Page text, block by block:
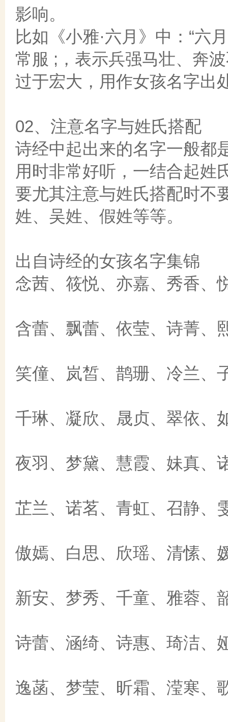
影响。
比如《小雅·六月》中：“六
常服 ;，表示兵强马壮、奔
过于宏大，用作女孩名字出
02、注意名字与姓氏搭配
诗经中起出来的名字一般都
用时非常好听，一结合起姓
要尤其注意与姓氏搭配时不
姓、吴姓、假姓等等。
出自诗经的女孩名字集锦
念茜、筱悦、亦嘉、秀香、
含蕾、飘蕾、依莹、诗菁、
笑僮、岚皙、鹊珊、冷兰、
千琳、凝欣、晟贞、翠依、
夜羽、梦黛、慧霞、妹真、
芷兰、诺茗、青虹、召静、
傲嫣、白思、欣瑶、清愫、
新安、梦秀、千童、雅蓉、
诗蕾、涵绮、诗惠、琦洁、
逸菡、梦莹、昕霜、滢寒、